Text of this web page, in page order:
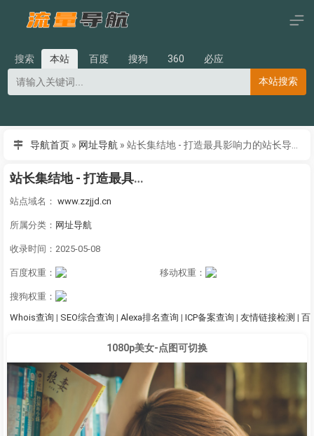
搜索 本站 百度 搜狗 360
必应
本站搜索
导航首页 » 网址导航 »
站长集结地 - 打造最具影响力的站长导航及站长分享推广平台
站点域名： www.zzjjd.cn
所属分类： 网址导航
收录时间：2025-05-08
百度权重： 移动权重：
搜狗权重：
Whois查询 | SEO综合查询 | Alexa排名查询 | ICP备案查询 | 友情链接检测 | 百
1080p美女-点图可切换